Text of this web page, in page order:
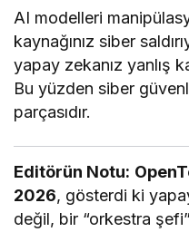
AI modelleri
kaynağınız siber
yapay zekanız yanlış
Bu yüzden siber
parçasıdır.
Editörün Notu:
2026, gösterdi ki
değil, bir “orkestra